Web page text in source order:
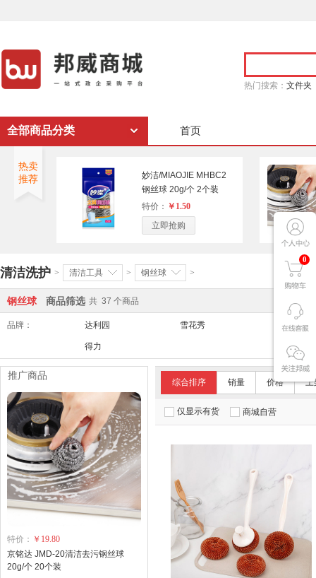
热门搜索： 文件夹
0
全部商品分类 首页
热卖
推荐
妙洁/MIAOJIE MHBC2
钢丝球 20g/个 2个装
特价： ￥1.50
立即抢购
清洁洗护 > 清洁工具 > 钢丝球 >
钢丝球 商品筛选 共 37 个商品
品牌： 达利园 雪花秀 舒适达/
得力
综合排序 销量 价格 上
仅显示有货 商城自营
推广商品
特价： ￥19.80
京铭达 JMD-20清洁去污钢丝球
20g/个 20个装